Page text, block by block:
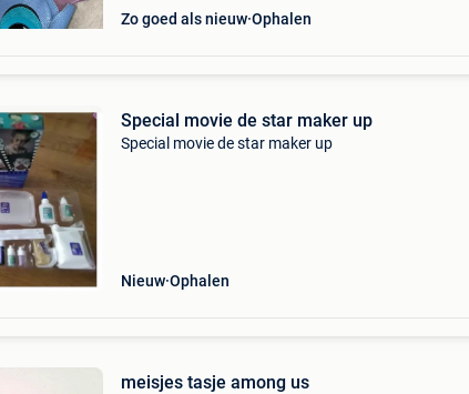
Zo goed als nieuw Ophalen
Special movie de star maker up
Special movie de star maker up
Nieuw Ophalen
meisjes tasje among us